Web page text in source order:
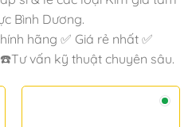
Bình Dương.
hãng ✅ Giá rẻ nhất ✅
vấn kỹ thuật chuyên sâu.